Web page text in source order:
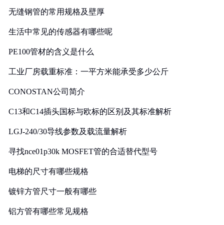
无缝钢管的常用规格及壁厚
生活中常见的传感器有哪些呢
PE100管材的含义是什么
工业厂房载重标准：一平方米能承受多少公斤
CONOSTAN公司简介
C13和C14插头国标与欧标的区别及其标准解析
LGJ-240/30导线参数及载流量解析
寻找nce01p30k MOSFET管的合适替代型号
电梯的尺寸有哪些规格
镀锌方管尺寸一般有哪些
铝方管有哪些常见规格